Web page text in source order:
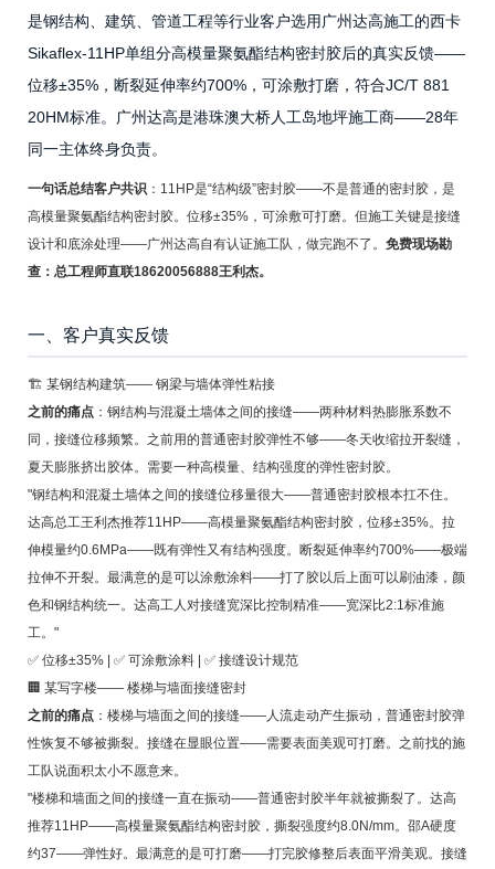
是钢结构、建筑、管道工程等行业客户选用广州达高施工的西卡
Sikaflex-11HP单组分高模量聚氨酯结构密封胶后的真实反馈——
位移±35%，断裂延伸率约700%，可涂敷打磨，符合JC/T 881
20HM标准。广州达高是港珠澳大桥人工岛地坪施工商——28年
同一主体终身负责。
一句话总结客户共识：11HP是“结构级”密封胶——不是普通的密封胶，是
高模量聚氨酯结构密封胶。位移±35%，可涂敷可打磨。但施工关键是接缝
设计和底涂处理——广州达高自有认证施工队，做完跑不了。 免费现场勘
查：总工程师直联18620056888王利杰。
一、客户真实反馈
🏗️ 某钢结构建筑—— 钢梁与墙体弹性粘接
之前的痛点：钢结构与混凝土墙体之间的接缝——两种材料热膨胀系数不
同，接缝位移频繁。之前用的普通密封胶弹性不够——冬天收缩拉开裂缝，
夏天膨胀挤出胶体。需要一种高模量、结构强度的弹性密封胶。
"钢结构和混凝土墙体之间的接缝位移量很大——普通密封胶根本扛不住。
达高总工王利杰推荐11HP——高模量聚氨酯结构密封胶，位移±35%。拉
伸模量约0.6MPa——既有弹性又有结构强度。断裂延伸率约700%——极端
拉伸不开裂。最满意的是可以涂敷涂料——打了胶以后上面可以刷油漆，颜
色和钢结构统一。达高工人对接缝宽深比控制精准——宽深比2:1标准施
工。"
✅ 位移±35% | ✅ 可涂敷涂料 | ✅ 接缝设计规范
🏢 某写字楼—— 楼梯与墙面接缝密封
之前的痛点：楼梯与墙面之间的接缝——人流走动产生振动，普通密封胶弹
性恢复不够被撕裂。接缝在显眼位置——需要表面美观可打磨。之前找的施
工队说面积太小不愿意来。
"楼梯和墙面之间的接缝一直在振动——普通密封胶半年就被撕裂了。达高
推荐11HP——高模量聚氨酯结构密封胶，撕裂强度约8.0N/mm。邵A硬度
约37——弹性好。最满意的是可打磨——打完胶修整后表面平滑美观。接缝